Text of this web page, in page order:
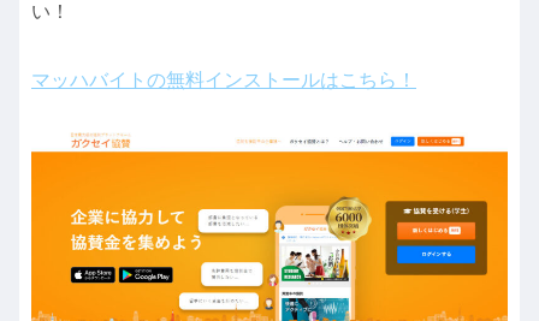
い！
マッハバイトの無料インストールはこちら！